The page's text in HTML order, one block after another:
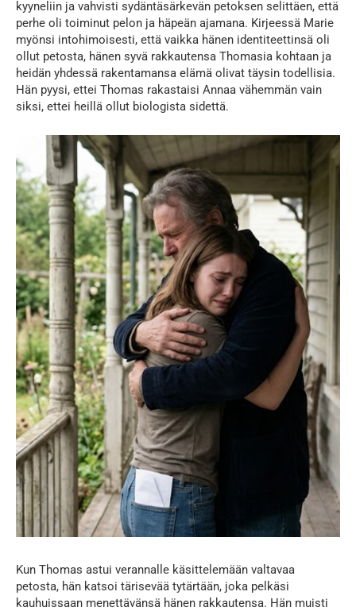
kyyneliin ja vahvisti sydäntäsärkevän petoksen selittäen, että
perhe oli toiminut pelon ja häpeän ajamana. Kirjeessä Marie
myönsi intohimoisesti, että vaikka hänen identiteettinsä oli
ollut petosta, hänen syvä rakkautensa Thomasia kohtaan ja
heidän yhdessä rakentamansa elämä olivat täysin todellisia.
Hän pyysi, ettei Thomas rakastaisi Annaa vähemmän vain
siksi, ettei heillä ollut biologista sidettä.
Kun Thomas astui verannalle käsittelemään valtavaa
petosta, hän katsoi tärisevää tytärtään, joka pelkäsi
kauhuissaan menettävänsä hänen rakkautensa. Hän muisti